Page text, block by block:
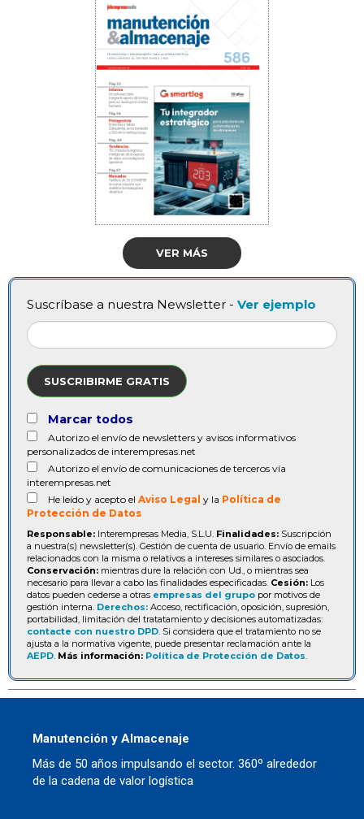
VER MÁS
Suscríbase a nuestra Newsletter - Ver ejemplo
SUSCRIBIRME GRATIS
Marcar todos
Autorizo el envío de newsletters y avisos informativos
personalizados de interempresas.net
Autorizo el envío de comunicaciones de terceros vía
interempresas.net
He leído y acepto el Aviso Legal y la Política de
Protección de Datos
Responsable: Interempresas Media, S.L.U. Finalidades: Suscripción
a nuestra(s) newsletter(s). Gestión de cuenta de usuario. Envío de emails
relacionados con la misma o relativos a intereses similares o asociados.
Conservación: mientras dure la relación con Ud., o mientras sea
necesario para llevar a cabo las finalidades especificadas. Cesión: Los
datos pueden cederse a otras empresas del grupo por motivos de
gestión interna. Derechos: Acceso, rectificación, oposición, supresión,
portabilidad, limitación del tratatamiento y decisiones automatizadas:
contacte con nuestro DPD. Si considera que el tratamiento no se
ajusta a la normativa vigente, puede presentar reclamación ante la
AEPD. Más información: Política de Protección de Datos.
Manutención y Almacenaje
Más de 50 años impulsando el sector. 360º alrededor
de la cadena de valor logística